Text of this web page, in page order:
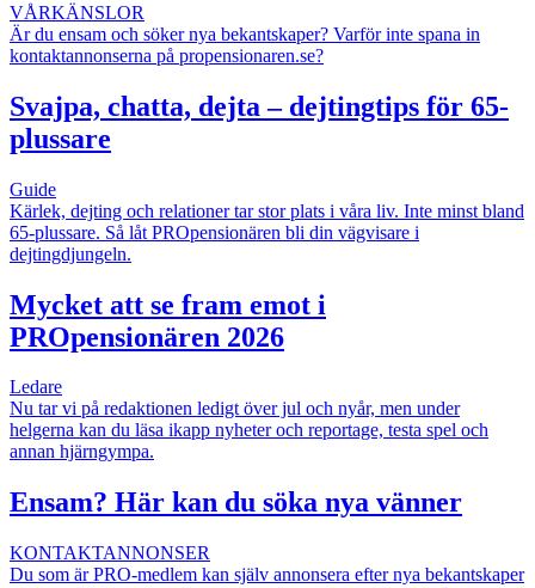
VÅRKÄNSLOR
Är du ensam och söker nya bekantskaper? Varför inte spana in
kontaktannonserna på propensionaren.se?
Svajpa, chatta, dejta – dejtingtips för 65-
plussare
Guide
Kärlek, dejting och relationer tar stor plats i våra liv. Inte minst bland
65-plussare. Så låt PROpensionären bli din vägvisare i
dejtingdjungeln.
Mycket att se fram emot i
PROpensionären 2026
Ledare
Nu tar vi på redaktionen ledigt över jul och nyår, men under
helgerna kan du läsa ikapp nyheter och reportage, testa spel och
annan hjärngympa.
Ensam? Här kan du söka nya vänner
KONTAKTANNONSER
Du som är PRO-medlem kan själv annonsera efter nya bekantskaper